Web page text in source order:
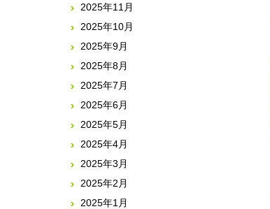
2025年11月
2025年10月
2025年9月
2025年8月
2025年7月
2025年6月
2025年5月
2025年4月
2025年3月
2025年2月
2025年1月